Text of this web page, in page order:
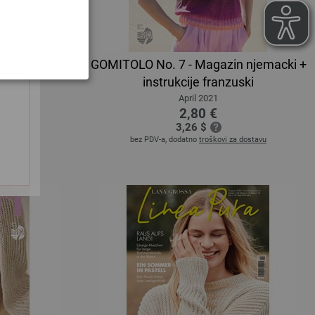
GOMITOLO No. 7 - Magazin njemacki +
instrukcije franzuski
April 2021
2,80 €
3,26 $
bez PDV-a, dodatno troškovi za dostavu